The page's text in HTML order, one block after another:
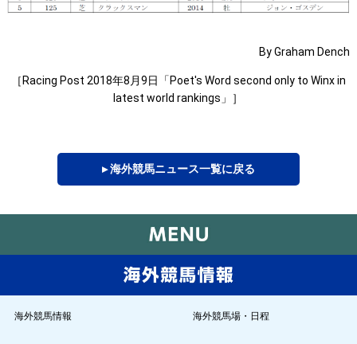
By Graham Dench
［Racing Post 2018年8月9日「Poet's Word second only to Winx in
latest world rankings」］
▸ 海外競馬ニュース一覧に戻る
海外競馬情報 海外競馬場・日程